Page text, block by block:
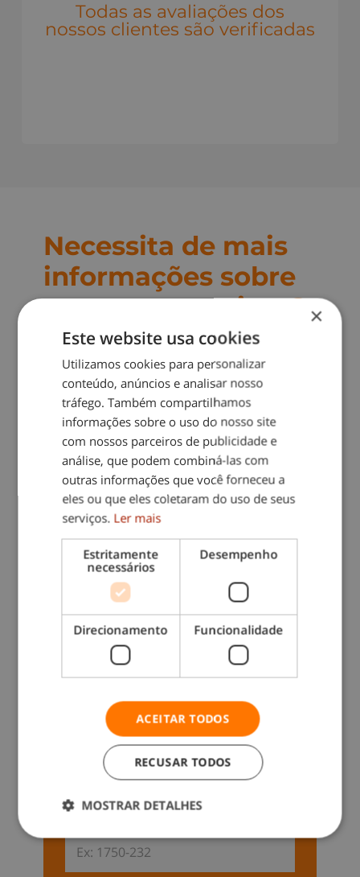
Todas as avaliações dos
nossos clientes são verificadas
Necessita de mais
informações sobre
os nossos serviços?
Preencha o formulário e
entraremos em contacto
para lhe facultar
informações e enviar um
orçamento:
Solicite um
orçamento sem
compromisso
EsteNÃO Éum formulário de
emprego. Se quiser trabalhar
connosco clique
AQUI.
Coloque seu codigo Postal *
×
Este website usa cookies
Utilizamos cookies para personalizar
conteúdo, anúncios e analisar nosso
tráfego. Também compartilhamos
informações sobre o uso do nosso site
com nossos parceiros de publicidade e
análise, que podem combiná-las com
outras informações que você forneceu a
eles ou que eles coletaram do uso de seus
serviços. Ler mais
Estritamente
necessários
Desempenho
Direcionamento Funcionalidade
ACEITAR TODOS
RECUSAR TODOS
MOSTRAR DETALHES